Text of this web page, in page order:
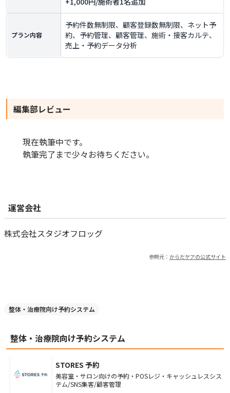
プラン内容
予約件数無制限、顧客登録数無制限、ネット予
約、予約管理、顧客管理、施術・接客カルテ、
売上・予約データ分析
編集部レビュー
現在執筆中です。
執筆完了まで少々お待ちください。
運営会社
株式会社スタジオフロッグ
参照元： からだケアの公式サイト
整体・治療院向け予約システム
整体・治療院向け予約システム
STORES 予約
美容室・サロン向けの予約・POSレジ・キャッシュレスシス
テム/SNS集客/顧客管理